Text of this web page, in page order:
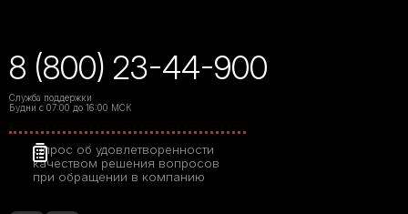
8 (800) 23-44-900
Служба поддержки
Будни с 07:00 до 16:00 МСК
Опрос об удовлетворенности
качеством решения вопросов
при обращении в компанию